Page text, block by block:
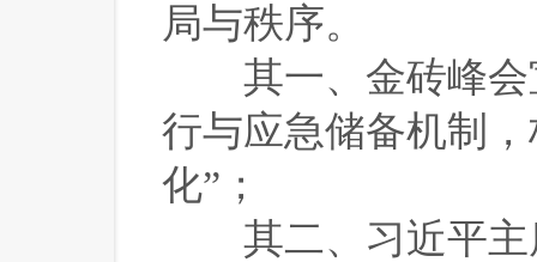
局与秩序。
其一、金砖峰会
行与应急储备机制
化”；
其二、习近平主